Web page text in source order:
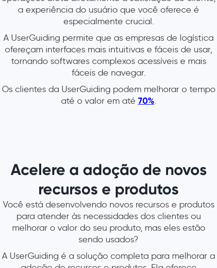
a experiência do usuário que você oferece é
especialmente crucial.
A UserGuiding permite que as empresas de logística
ofereçam interfaces mais intuitivas e fáceis de usar,
tornando softwares complexos acessíveis e mais
fáceis de navegar.
Os clientes da UserGuiding podem melhorar o tempo
até o valor em até 70%.
Acelere a adoção de novos
recursos e produtos
Você está desenvolvendo novos recursos e produtos
para atender às necessidades dos clientes ou
melhorar o valor do seu produto, mas eles estão
sendo usados?
A UserGuiding é a solução completa para melhorar a